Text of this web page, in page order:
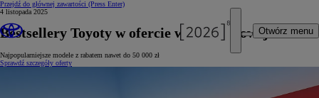
Przejdź do głównej zawartości (Press Enter)
Otwórz menu
4 listopada 2025
Bestsellery Toyoty w ofercie wyprzedażowej
Najpopularniejsze modele z rabatem nawet do 50 000 zł
Sprawdź szczegóły oferty